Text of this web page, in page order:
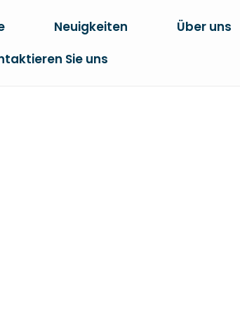
Neuigkeiten
Über uns
Sie uns